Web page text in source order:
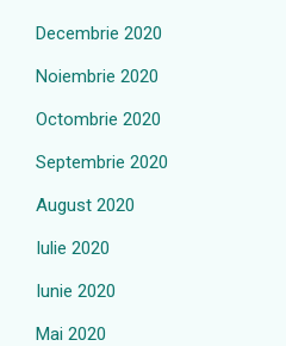
Decembrie 2020
Noiembrie 2020
Octombrie 2020
Septembrie 2020
August 2020
Iulie 2020
Iunie 2020
Mai 2020